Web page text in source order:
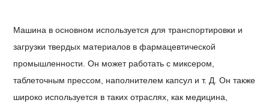
Машина в основном используется для транспортировки и
загрузки твердых материалов в фармацевтической
промышленности. Он может работать с миксером,
таблеточным прессом, наполнителем капсул и т. Д. Он также
широко используется в таких отраслях, как медицина,